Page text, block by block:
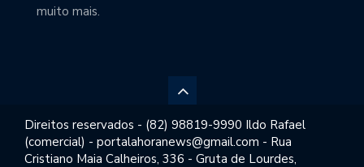
muito mais.
Direitos reservados - (82) 98819-9990 Ildo Rafael
(comercial) - portalahoranews@gmail.com - Rua
Cristiano Maia Calheiros, 336 - Gruta de Lourdes,